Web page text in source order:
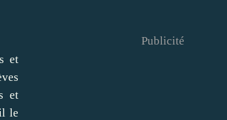
et
et
le
Publicité